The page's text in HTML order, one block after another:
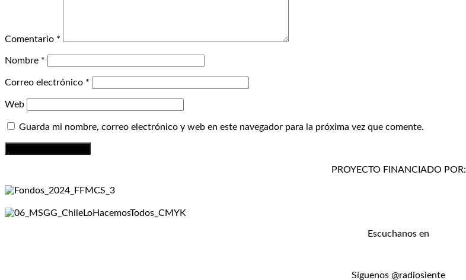
Comentario *
Nombre *
Correo electrónico *
Web
Guarda mi nombre, correo electrónico y web en este navegador para la próxima vez que comente.
PROYECTO FINANCIADO POR:
Escuchanos en
Síguenos @radiosiente